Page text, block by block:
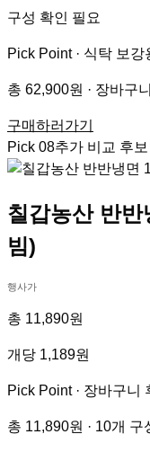
구성 확인 필요
Pick Point · 식탁 보강
총 62,900원 · 장바구
구매하러가기
Pick 08추가 비교 후보
칠갑농산 반반
빔)
행사가
총 11,890원
개당 1,189원
Pick Point · 장바구니
총 11,890원 · 10개 구